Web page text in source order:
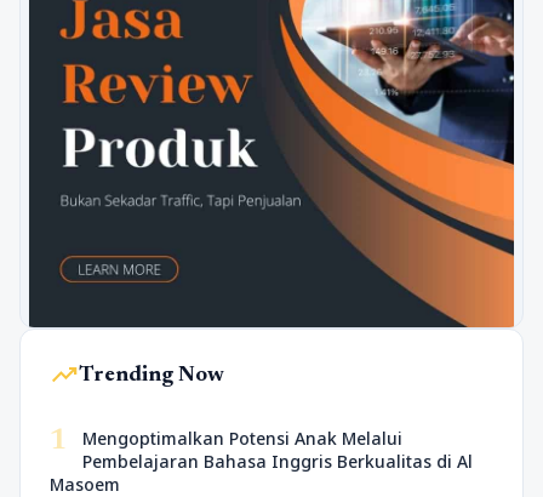
trending_upTrending Now
1
Mengoptimalkan Potensi Anak Melalui
Pembelajaran Bahasa Inggris Berkualitas di Al
Masoem